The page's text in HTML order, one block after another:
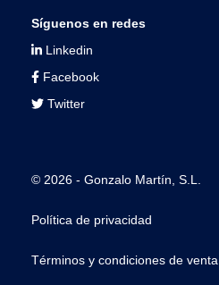
Síguenos en redes
Linkedin
Facebook
Twitter
© 2026 - Gonzalo Martín, S.L.
Política de privacidad
Términos y condiciones de venta